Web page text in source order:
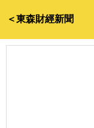
＜東森財經新聞